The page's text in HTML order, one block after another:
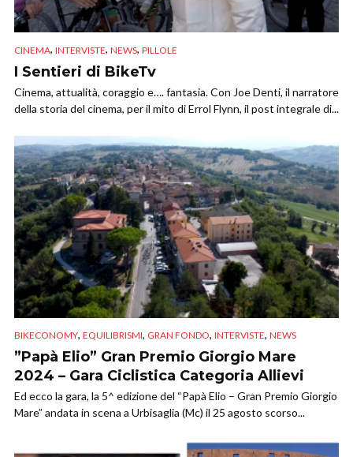
CINEMA, INTERVISTE, NEWS, PILLOLE
I Sentieri di BikeTv
Cinema, attualità, coraggio e…. fantasia. Con Joe Denti, il narratore
della storia del cinema, per il mito di Errol Flynn, il post integrale di...
BIKECONOMY, EQUILIBRISMI, GRAN FONDO, INTERVISTE, NEWS
”Papà Elio” Gran Premio Giorgio Mare
2024 – Gara Ciclistica Categoria Allievi
Ed ecco la gara, la 5^ edizione del “Papà Elio – Gran Premio Giorgio
Mare” andata in scena a Urbisaglia (Mc) il 25 agosto scorso...